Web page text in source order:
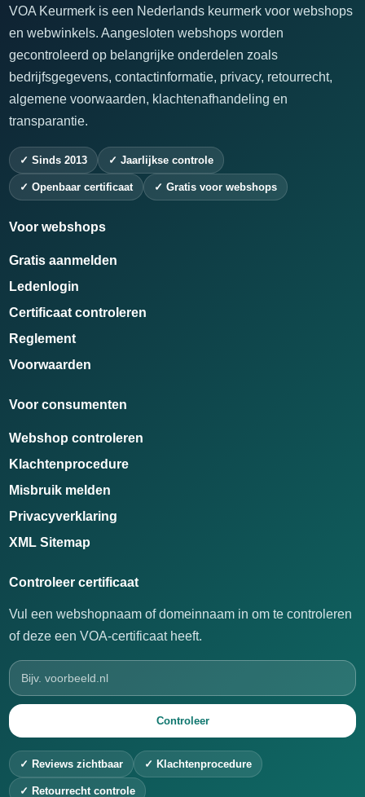
VOA Keurmerk is een Nederlands keurmerk voor webshops
en webwinkels. Aangesloten webshops worden
gecontroleerd op belangrijke onderdelen zoals
bedrijfsgegevens, contactinformatie, privacy, retourrecht,
algemene voorwaarden, klachtenafhandeling en
transparantie.
✓ Sinds 2013 ✓ Jaarlijkse controle
✓ Openbaar certificaat ✓ Gratis voor webshops
Voor webshops
Gratis aanmelden
Ledenlogin
Certificaat controleren
Reglement
Voorwaarden
Voor consumenten
Webshop controleren
Klachtenprocedure
Misbruik melden
Privacyverklaring
XML Sitemap
Controleer certificaat
Vul een webshopnaam of domeinnaam in om te controleren
of deze een VOA-certificaat heeft.
Controleer
✓ Reviews zichtbaar ✓ Klachtenprocedure
✓ Retourrecht controle